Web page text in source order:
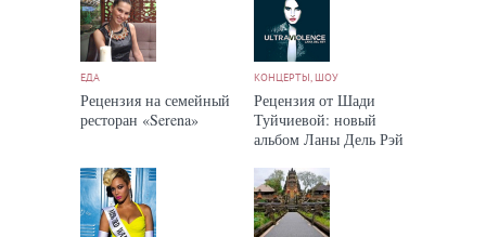
ЕДА
Рецензия на семейный
ресторан «Serena»
КОНЦЕРТЫ, ШОУ
Рецензия от Шади
Туйчиевой: новый
альбом Ланы Дель Рэй